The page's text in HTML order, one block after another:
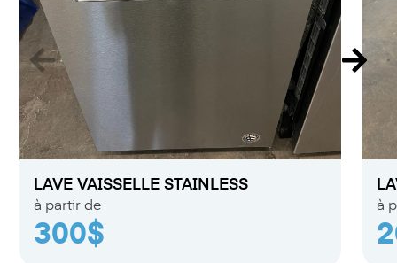
LAVE VAISSELLE STAINLESS
à partir de
300$
à